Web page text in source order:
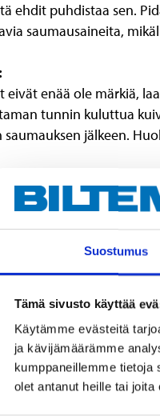
Suostumus
Tämä sivusto käyttää
Käytämme evästeitä
ja kävijämäärämme
kumppaneillemme
olet antanut heille tai
ehdit puhdistaa sen.
saumausaineita,
eivät enää ole märkiä,
tunnin kuluttua
saumauksen jälkeen.
ajat edellyttävät
aloittanutta
allergisen ihoreaktion.
vakavasti silmiä.
hengitysteiden